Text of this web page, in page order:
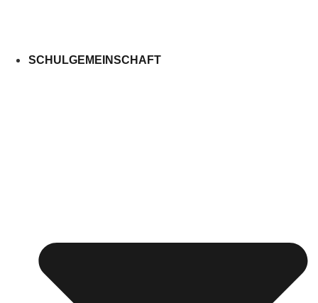
SCHULGEMEINSCHAFT